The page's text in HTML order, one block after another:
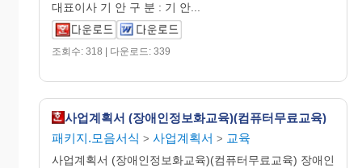
대표이사 기 안 구 분 : 기 안...
조회수: 318 | 다운로드: 339
사업계획서 (장애인정보화교육)(컴퓨터무료교육)
패키지.모음서식 > 사업계획서 > 교육
사업계획서 (장애인정보화교육)(컴퓨터무료교육) 장애인